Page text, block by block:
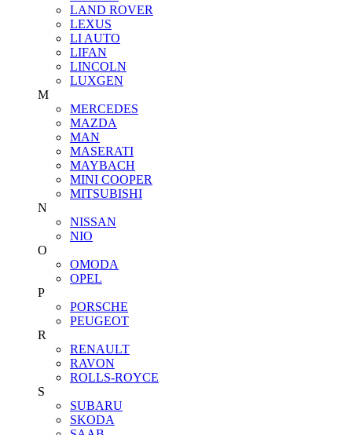
LAND ROVER
LEXUS
LI AUTO
LIFAN
LINCOLN
LUXGEN
M
MERCEDES
MAZDA
MAN
MASERATI
MAYBACH
MINI COOPER
MITSUBISHI
N
NISSAN
NIO
O
OMODA
OPEL
P
PORSCHE
PEUGEOT
R
RENAULT
RAVON
ROLLS-ROYCE
S
SUBARU
SKODA